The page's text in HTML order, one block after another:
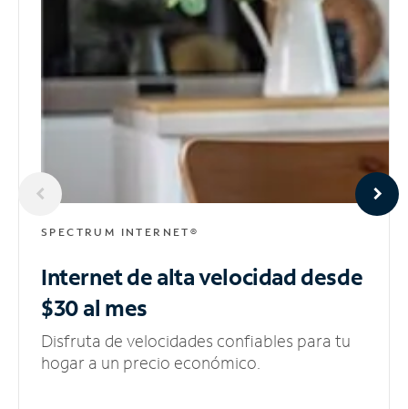
SPECTRUM INTERNET®
Internet de alta velocidaddesde
$30 al mes
Disfruta de velocidades confiables para tu
hogar a un precio económico.